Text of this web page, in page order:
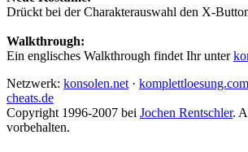
Drückt bei der Charakterauswahl den X-
Walkthrough:
Ein englisches Walkthrough findet Ihr unter
Netzwerk: konsolen.net · komplettloesung.com
cheats.de
Copyright 1996-2007 bei Jochen Rentschler.
vorbehalten.